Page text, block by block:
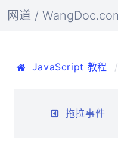
网道 /
JavaScript 教程
拖拉事件